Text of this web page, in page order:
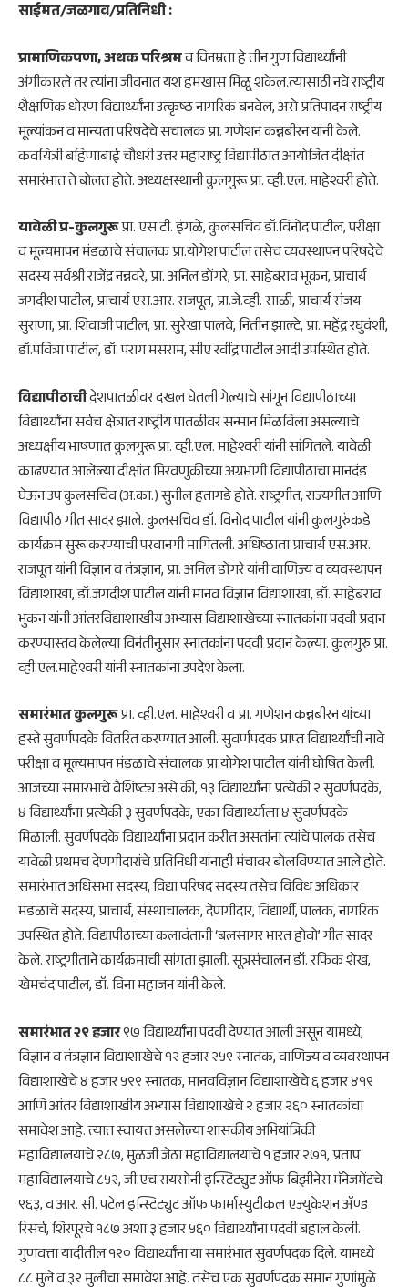
साईमत/जळगाव/प्रतिनिधी :
प्रामाणिकपणा, अथक परिश्रमव विनम्रता हे तीन गुण विद्यार्थ्यांनी
अंगीकारले तर त्यांना जीवनात यश हमखास मिळू शकेल.त्यासाठी नवे राष्ट्रीय
शैक्षणिक धोरण विद्यार्थ्यांना उत्कृष्ठ नागरिक बनवेल, असे प्रतिपादन राष्ट्रीय
मूल्यांकन व मान्यता परिषदेचे संचालक प्रा. गणेशन कन्नबीरन यांनी केले.
कवयित्री बहिणाबाई चौधरी उत्तर महाराष्ट्र विद्यापीठात आयोजित दीक्षांत
समारंभात ते बोलत होते. अध्यक्षस्थानी कुलगुरू प्रा. व्ही.एल. माहेश्वरी होते.
यावेळी प्र-कुलगुरूप्रा. एस.टी. इंगळे, कुलसचिव डॉ.विनोद पाटील, परीक्षा
व मूल्यमापन मंडळाचे संचालक प्रा.योगेश पाटील तसेच व्यवस्थापन परिषदेचे
सदस्य सर्वश्री राजेंद्र नन्नवरे, प्रा. अनिल डोंगरे, प्रा. साहेबराव भूकन, प्राचार्य
जगदीश पाटील, प्राचार्य एस.आर. राजपूत, प्रा.जे.व्ही. साळी, प्राचार्य संजय
सुराणा, प्रा. शिवाजी पाटील, प्रा. सुरेखा पालवे, नितीन झाल्टे, प्रा. महेंद्र रघुवंशी,
डॉ.पवित्रा पाटील, डॉ. पराग मसराम, सीए रवींद्र पाटील आदी उपस्थित होते.
विद्यापीठाचीदेशपातळीवर दखल घेतली गेल्याचे सांगून विद्यापीठाच्या
विद्यार्थ्यांना सर्वच क्षेत्रात राष्ट्रीय पातळीवर सन्मान मिळविला असल्याचे
अध्यक्षीय भाषणात कुलगुरू प्रा. व्ही.एल. माहेश्वरी यांनी सांगितले. यावेळी
काढण्यात आलेल्या दीक्षांत मिरवणुकीच्या अग्रभागी विद्यापीठाचा मानदंड
घेऊन उप कुलसचिव (अ.का.) सुनील हतागडे होते. राष्ट्रगीत, राज्यगीत आणि
विद्यापीठ गीत सादर झाले. कुलसचिव डॉ. विनोद पाटील यांनी कुलगुरुंकडे
कार्यक्रम सुरू करण्याची परवानगी मागितली. अधिष्ठाता प्राचार्य एस.आर.
राजपूत यांनी विज्ञान व तंत्रज्ञान, प्रा. अनिल डोंगरे यांनी वाणिज्य व व्यवस्थापन
विद्याशाखा, डॉ.जगदीश पाटील यांनी मानव विज्ञान विद्याशाखा, डॉ. साहेबराव
भुकन यांनी आंतरविद्याशाखीय अभ्यास विद्याशाखेच्या स्नातकांना पदवी प्रदान
करण्यास्तव केलेल्या विनंतीनुसार स्नातकांना पदवी प्रदान केल्या. कुलगुरु प्रा.
व्ही.एल.माहेश्वरी यांनी स्नातकांना उपदेश केला.
समारंभात कुलगुरूप्रा. व्ही.एल. माहेश्वरी व प्रा. गणेशन कन्नबीरन यांच्या
हस्ते सुवर्णपदके वितरित करण्यात आली. सुवर्णपदक प्राप्त विद्यार्थ्यांची नावे
परीक्षा व मूल्यमापन मंडळाचे संचालक प्रा.योगेश पाटील यांनी घोषित केली.
आजच्या समारंभाचे वैशिष्ट्य असे की, १३ विद्यार्थ्यांना प्रत्येकी २ सुवर्णपदके,
४ विद्यार्थ्यांना प्रत्येकी ३ सुवर्णपदके, एका विद्यार्थ्याला ४ सुवर्णपदके
मिळाली. सुवर्णपदके विद्यार्थ्यांना प्रदान करीत असतांना त्यांचे पालक तसेच
यावेळी प्रथमच देणगीदारांचे प्रतिनिधी यांनाही मंचावर बोलविण्यात आले होते.
समारंभात अधिसभा सदस्य, विद्या परिषद सदस्य तसेच विविध अधिकार
मंडळाचे सदस्य, प्राचार्य, संस्थाचालक, देणगीदार, विद्यार्थी, पालक, नागरिक
उपस्थित होते. विद्यापीठाच्या कलावंतानी ‘बलसागर भारत होवो’ गीत सादर
केले. राष्ट्रगीताने कार्यक्रमाची सांगता झाली. सूत्रसंचालन डॉ. रफिक शेख,
खेमचंद पाटील, डॉ. विना महाजन यांनी केले.
समारंभात २९ हजार९७ विद्यार्थ्यांना पदवी देण्यात आली असून यामध्ये,
विज्ञान व तंत्रज्ञान विद्याशाखेचे १२ हजार २५९ स्नातक, वाणिज्य व व्यवस्थापन
विद्याशाखेचे ४ हजार ५९९ स्नातक, मानवविज्ञान विद्याशाखेचे ६ हजार ४१९
आणि आंतर विद्याशाखीय अभ्यास विद्याशाखेचे २ हजार २६० स्नातकांचा
समावेश आहे. त्यात स्वायत्त असलेल्या शासकीय अभियांत्रिकी
महाविद्यालयाचे २८७, मुळजी जेठा महाविद्यालयाचे १ हजार २७१, प्रताप
महाविद्यालयाचे ८५२, जी.एच.रायसोनी इन्स्टिट्युट ऑफ बिझीनेस मॅनेजमेंटचे
९६३, व आर. सी. पटेल इन्स्टिट्युट ऑफ फार्मास्युटीकल एज्युकेशन ॲण्ड
रिसर्च, शिरपूरचे १८७ अशा ३ हजार ५६० विद्यार्थ्यांना पदवी बहाल केली.
गुणवत्ता यादीतील १२० विद्यार्थ्यांना या समारंभात सुवर्णपदक दिले. यामध्ये
८८ मुले व ३२ मुलींचा समावेश आहे. तसेच एक सुवर्णपदक समान गुणांमुळे